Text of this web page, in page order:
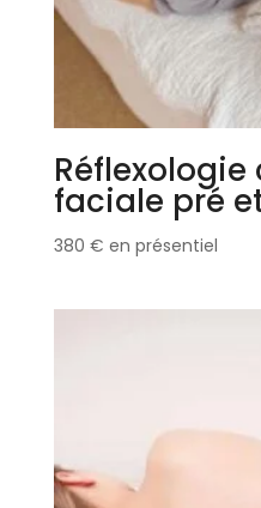
faciale pré
380 € en présentiel